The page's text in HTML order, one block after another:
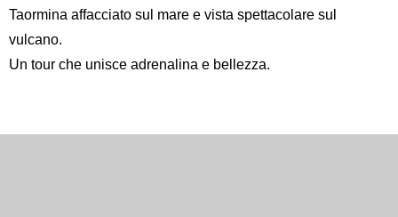
Taormina affacciato sul mare e vista spettacolare sul
vulcano.
Un tour che unisce adrenalina e bellezza.